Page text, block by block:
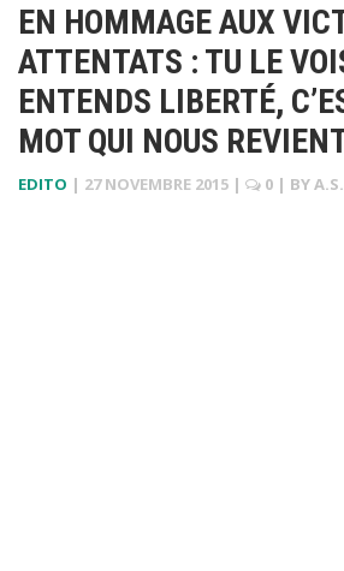
EN HOMMAGE AUX
ATTENTATS : TU LE
ENTENDS LIBERTÉ,
MOT QUI NOUS
EDITO | 27 NOVEMBRE 2015 | 0 | BYA.S.